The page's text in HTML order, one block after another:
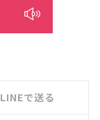
LINEで送る